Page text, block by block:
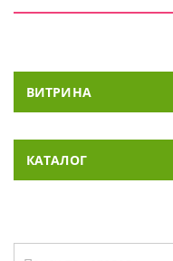
ВИТРИНА
КАТАЛОГ